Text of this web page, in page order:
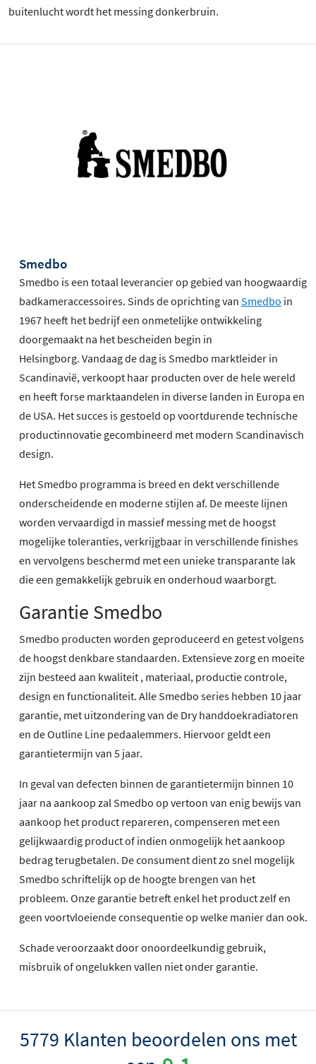
buitenlucht wordt het messing donkerbruin.
Smedbo
Smedbo is een totaal leverancier op gebied van hoogwaardig
badkameraccessoires. Sinds de oprichting van Smedbo in
1967 heeft het bedrijf een onmetelijke ontwikkeling
doorgemaakt na het bescheiden begin in
Helsingborg. Vandaag de dag is Smedbo marktleider in
Scandinavië, verkoopt haar producten over de hele wereld
en heeft forse marktaandelen in diverse landen in Europa en
de USA. Het succes is gestoeld op voortdurende technische
productinnovatie gecombineerd met modern Scandinavisch
design.
Het Smedbo programma is breed en dekt verschillende
onderscheidende en moderne stijlen af. De meeste lijnen
worden vervaardigd in massief messing met de hoogst
mogelijke toleranties, verkrijgbaar in verschillende finishes
en vervolgens beschermd met een unieke transparante lak
die een gemakkelijk gebruik en onderhoud waarborgt.
Garantie Smedbo
Smedbo producten worden geproduceerd en getest volgens
de hoogst denkbare standaarden. Extensieve zorg en moeite
zijn besteed aan kwaliteit , materiaal, productie controle,
design en functionaliteit. Alle Smedbo series hebben 10 jaar
garantie, met uitzondering van de Dry handdoekradiatoren
en de Outline Line pedaalemmers. Hiervoor geldt een
garantietermijn van 5 jaar.
In geval van defecten binnen de garantietermijn binnen 10
jaar na aankoop zal Smedbo op vertoon van enig bewijs van
aankoop het product repareren, compenseren met een
gelijkwaardig product of indien onmogelijk het aankoop
bedrag terugbetalen. De consument dient zo snel mogelijk
Smedbo schriftelijk op de hoogte brengen van het
probleem. Onze garantie betreft enkel het product zelf en
geen voortvloeiende consequentie op welke manier dan ook.
Schade veroorzaakt door onoordeelkundig gebruik,
misbruik of ongelukken vallen niet onder garantie.
5779 Klanten beoordelen ons met